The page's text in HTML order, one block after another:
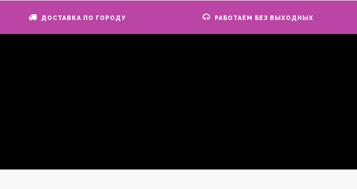
ДОСТАВКА ПО ГОРОДУ РАБОТАЕМ БЕЗ ВЫХОДНЫХ